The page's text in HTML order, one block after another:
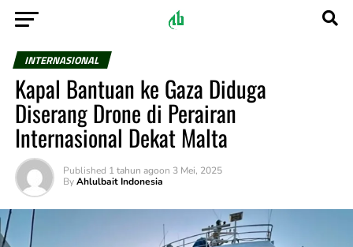
INTERNASIONAL
Kapal Bantuan ke Gaza Diduga
Diserang Drone di Perairan
Internasional Dekat Malta
Published 1 tahun agoon 3 Mei, 2025
By Ahlulbait Indonesia